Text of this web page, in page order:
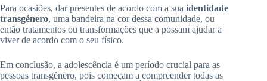
Para ocasiões, dar presentes de acordo com a sua identidade
transgénero, uma bandeira na cor dessa comunidade, ou
então tratamentos ou transformações que a possam ajudar a
viver de acordo com o seu físico.
Em conclusão, a adolescência é um período crucial para as
pessoas transgénero, pois começam a compreender todas as